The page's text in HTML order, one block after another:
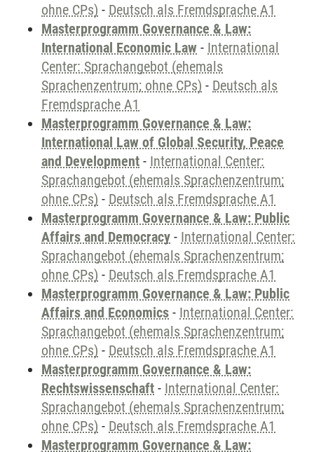
ohne CPs) - Deutsch als Fremdsprache A1
Masterprogramm Governance & Law:
International Economic Law - International
Center: Sprachangebot (ehemals
Sprachenzentrum; ohne CPs) - Deutsch als
Fremdsprache A1
Masterprogramm Governance & Law:
International Law of Global Security, Peace
and Development - International Center:
Sprachangebot (ehemals Sprachenzentrum;
ohne CPs) - Deutsch als Fremdsprache A1
Masterprogramm Governance & Law: Public
Affairs and Democracy - International Center:
Sprachangebot (ehemals Sprachenzentrum;
ohne CPs) - Deutsch als Fremdsprache A1
Masterprogramm Governance & Law: Public
Affairs and Economics - International Center:
Sprachangebot (ehemals Sprachenzentrum;
ohne CPs) - Deutsch als Fremdsprache A1
Masterprogramm Governance & Law:
Rechtswissenschaft - International Center:
Sprachangebot (ehemals Sprachenzentrum;
ohne CPs) - Deutsch als Fremdsprache A1
Masterprogramm Governance & Law: